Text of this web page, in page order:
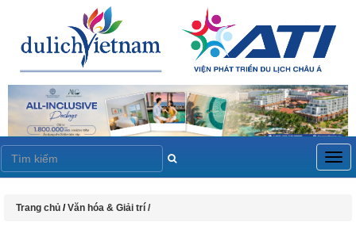
Trang chủ /Văn hóa & Giải trí /